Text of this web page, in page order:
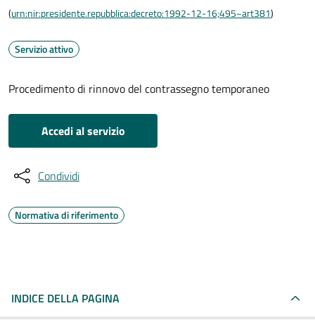
(urn:nir:presidente.repubblica:decreto:1992-12-16;495~art381)
Servizio attivo
Procedimento di rinnovo del contrassegno temporaneo
Accedi al servizio
Condividi
Normativa di riferimento
INDICE DELLA PAGINA